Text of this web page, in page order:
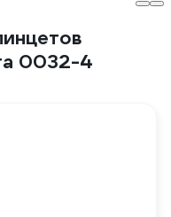
0032-4